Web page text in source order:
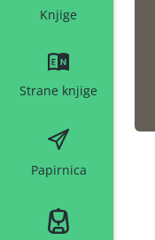
Knjige
Strane knjige
Papirnica